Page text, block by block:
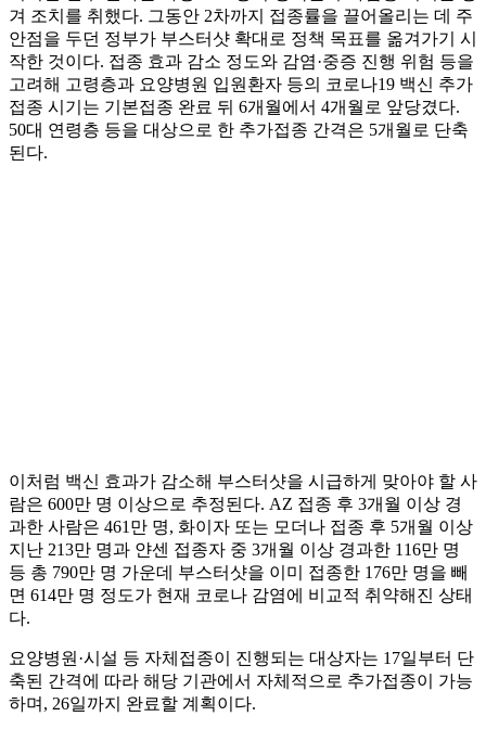
겨 조치를 취했다. 그동안 2차까지 접종률을 끌어올리는 데 주
안점을 두던 정부가 부스터샷 확대로 정책 목표를 옮겨가기 시
작한 것이다. 접종 효과 감소 정도와 감염·중증 진행 위험 등을
고려해 고령층과 요양병원 입원환자 등의 코로나19 백신 추가
접종 시기는 기본접종 완료 뒤 6개월에서 4개월로 앞당겼다.
50대 연령층 등을 대상으로 한 추가접종 간격은 5개월로 단축
된다.
이처럼 백신 효과가 감소해 부스터샷을 시급하게 맞아야 할 사
람은 600만 명 이상으로 추정된다. AZ 접종 후 3개월 이상 경
과한 사람은 461만 명, 화이자 또는 모더나 접종 후 5개월 이상
지난 213만 명과 얀센 접종자 중 3개월 이상 경과한 116만 명
등 총 790만 명 가운데 부스터샷을 이미 접종한 176만 명을 빼
면 614만 명 정도가 현재 코로나 감염에 비교적 취약해진 상태
다.
요양병원·시설 등 자체접종이 진행되는 대상자는 17일부터 단
축된 간격에 따라 해당 기관에서 자체적으로 추가접종이 가능
하며, 26일까지 완료할 계획이다.